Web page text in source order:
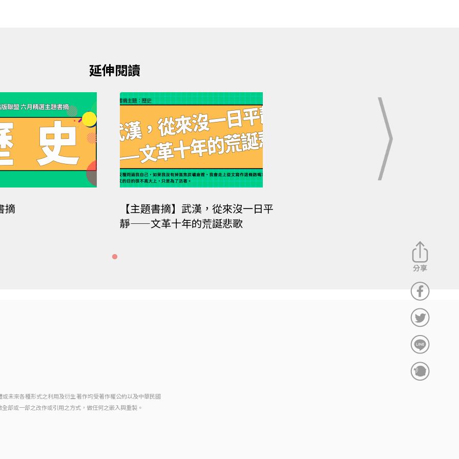
延伸閱讀
摘
【主題書摘】武漢，從來沒一日平
靜——文革十年的荒誕悲歌
未來各種形式之利用及衍生著作均受著作權公約以及中華民國
部或一部之改作或引用之方式，做任何之嵌入與重製。